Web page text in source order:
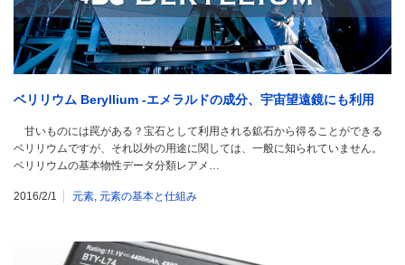
ベリリウム Beryllium -エメラルドの成分、宇宙望遠鏡にも利用
甘いものには罠がある？宝石として利用される鉱石から得ることができる
ベリリウムですが、それ以外の用途に関しては、一般に知られていません。
ベリリウムの基本物性データ分類レアメ…
2016/2/1 元素 元素の基本と仕組み